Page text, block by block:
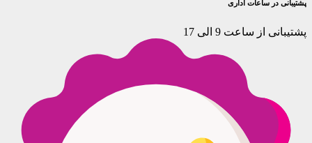
پشتیبانی در ساعات اداری
پشتیبانی از ساعت 9 الی 17